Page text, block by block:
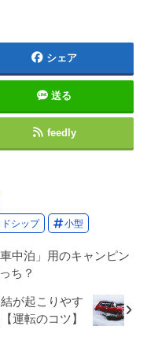
シェア
送る
feedly
ドシップ 小型
中泊」用のキャンピン
ち？
が起こりやす
運転のコツ】